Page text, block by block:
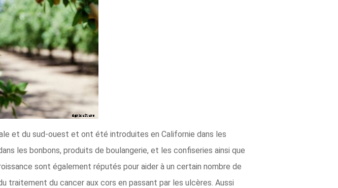
et du sud-ouest et ont été introduites en Californie dans les
les bonbons, produits de boulangerie, et les confiseries ainsi que
sont également réputés pour aider à un certain nombre de
traitement du cancer aux cors en passant par les ulcères. Aussi